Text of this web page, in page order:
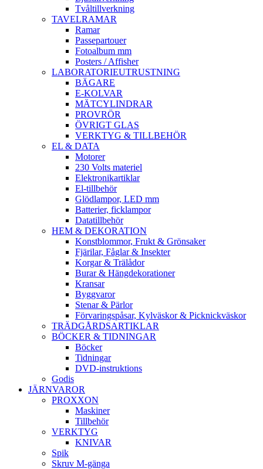
Tvåltillverkning
TAVELRAMAR
Ramar
Passepartouer
Fotoalbum mm
Posters / Affisher
LABORATORIEUTRUSTNING
BÄGARE
E-KOLVAR
MÄTCYLINDRAR
PROVRÖR
ÖVRIGT GLAS
VERKTYG & TILLBEHÖR
EL & DATA
Motorer
230 Volts materiel
Elektronikartiklar
El-tillbehör
Glödlampor, LED mm
Batterier, ficklampor
Datatillbehör
HEM & DEKORATION
Konstblommor, Frukt & Grönsaker
Fjärilar, Fåglar & Insekter
Korgar & Trälådor
Burar & Hängdekorationer
Kransar
Byggvaror
Stenar & Pärlor
Förvaringspåsar, Kylväskor & Picknickväskor
TRÄDGÅRDSARTIKLAR
BÖCKER & TIDNINGAR
Böcker
Tidningar
DVD-instruktions
Godis
JÄRNVAROR
PROXXON
Maskiner
Tillbehör
VERKTYG
KNIVAR
Spik
Skruv M-gänga